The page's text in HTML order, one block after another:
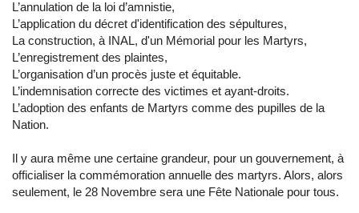
L’annulation de la loi d’amnistie,
L’application du décret d'identification des sépultures,
La construction, à INAL, d'un Mémorial pour les Martyrs,
L’enregistrement des plaintes,
L’organisation d’un procès juste et équitable.
L’indemnisation correcte des victimes et ayant-droits.
L’adoption des enfants de Martyrs comme des pupilles de la
Nation.
Il y aura même une certaine grandeur, pour un gouvernement, à
officialiser la commémoration annuelle des martyrs. Alors, alors
seulement, le 28 Novembre sera une Fête Nationale pour tous.